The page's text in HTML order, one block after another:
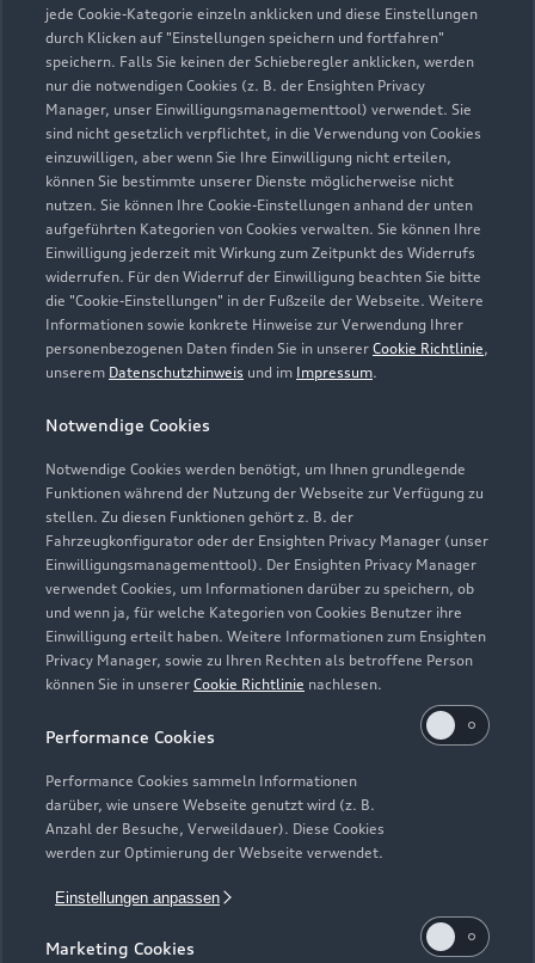
jede Cookie-Kategorie einzeln anklicken und diese Einstellungen
durch Klicken auf "Einstellungen speichern und fortfahren"
speichern. Falls Sie keinen der Schieberegler anklicken, werden
nur die notwendigen Cookies (z. B. der Ensighten Privacy
Manager, unser Einwilligungsmanagementtool) verwendet. Sie
sind nicht gesetzlich verpflichtet, in die Verwendung von Cookies
einzuwilligen, aber wenn Sie Ihre Einwilligung nicht erteilen,
können Sie bestimmte unserer Dienste möglicherweise nicht
nutzen. Sie können Ihre Cookie-Einstellungen anhand der unten
aufgeführten Kategorien von Cookies verwalten. Sie können Ihre
Einwilligung jederzeit mit Wirkung zum Zeitpunkt des Widerrufs
widerrufen. Für den Widerruf der Einwilligung beachten Sie bitte
die "Cookie-Einstellungen" in der Fußzeile der Webseite. Weitere
Informationen sowie konkrete Hinweise zur Verwendung Ihrer
personenbezogenen Daten finden Sie in unserer Cookie Richtlinie,
unserem Datenschutzhinweis und im Impressum.
Notwendige Cookies
Notwendige Cookies werden benötigt, um Ihnen grundlegende
Funktionen während der Nutzung der Webseite zur Verfügung zu
stellen. Zu diesen Funktionen gehört z. B. der
Fahrzeugkonfigurator oder der Ensighten Privacy Manager (unser
Einwilligungsmanagementtool). Der Ensighten Privacy Manager
verwendet Cookies, um Informationen darüber zu speichern, ob
und wenn ja, für welche Kategorien von Cookies Benutzer ihre
Einwilligung erteilt haben. Weitere Informationen zum Ensighten
Privacy Manager, sowie zu Ihren Rechten als betroffene Person
können Sie in unserer Cookie Richtlinie nachlesen.
Performance Cookies
Performance Cookies sammeln Informationen
darüber, wie unsere Webseite genutzt wird (z. B.
Anzahl der Besuche, Verweildauer). Diese Cookies
werden zur Optimierung der Webseite verwendet.
Einstellungen anpassen
Marketing Cookies
Kontaktdaten herunterladen
Öffnungszeiten
Verkauf
Geschlossen, öffnet am Montag 08:00
Service
Geschlossen,öffnet amMontag 07:00
Teile- & Zubehörverkauf
Geschlossen,öffnet am Montag 07:00
Zurück nach oben
Modelle
Elektromodelle
Plug-in-Hybride
Neuwagensuche
Gebrauchtwagensuche
Service & Zubehör
Saisonale Angebote
Audi Services
Garantie
Support
Über Audi